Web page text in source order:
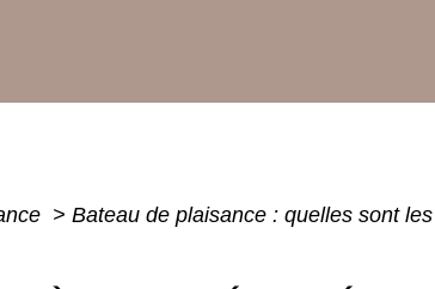
> Bateau de plaisance : quelles sont